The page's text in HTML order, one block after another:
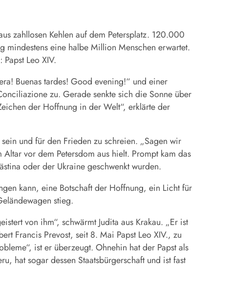
zahllosen Kehlen auf dem Petersplatz. 120.000
mindestens eine halbe Million Menschen erwartet.
Leo XIV.
Buenas tardes! Good evening!“ und einer
zu. Gerade senkte sich die Sonne über
der Hoffnung in der Welt“, erklärte der
und für den Frieden zu schreien. „Sagen wir
vor dem Petersdom aus hielt. Prompt kam das
oder der Ukraine geschwenkt wurden.
kann, eine Botschaft der Hoffnung, ein Licht für
stieg.
von ihm“, schwärmt Judita aus Krakau. „Er ist
Francis Prevost, seit 8. Mai Papst Leo XIV., zu
ist er überzeugt. Ohnehin hat der Papst als
hat sogar dessen Staatsbürgerschaft und ist fast